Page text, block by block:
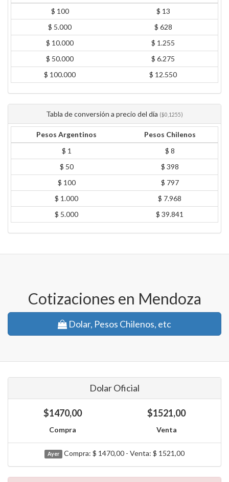
$ 100
$ 13
$ 5.000
$ 628
$ 10.000
$ 1.255
$ 50.000
$ 6.275
$ 100.000
$ 12.550
Tabla de conversión a precio del día ($0,1255)
Pesos Argentinos
Pesos Chilenos
$ 1
$ 8
$ 50
$ 398
$ 100
$ 797
$ 1.000
$ 7.968
$ 5.000
$ 39.841
Cotizaciones en Mendoza
Dolar, Pesos Chilenos, etc
Dolar Oficial
$1470,00
Compra
$1521,00
Venta
Ayer Compra: $ 1470,00 - Venta: $ 1521,00